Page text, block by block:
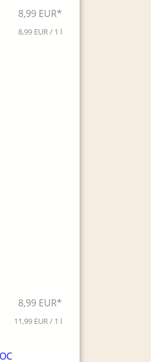
8,99 EUR*
8,99 EUR / 1 l
8,99 EUR*
11,99 EUR / 1 l